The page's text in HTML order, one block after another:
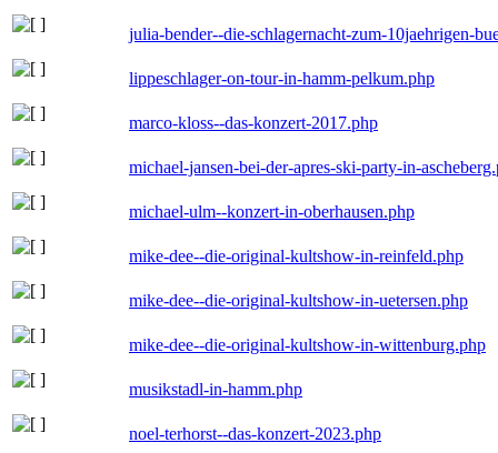
julia-bender--die-schlagernacht-zum-10jaehrigen-
lippeschlager-on-tour-in-hamm-pelkum.php
marco-kloss--das-konzert-2017.php
michael-jansen-bei-der-apres-ski-party-in-
michael-ulm--konzert-in-oberhausen.php
mike-dee--die-original-kultshow-in-reinfeld.php
mike-dee--die-original-kultshow-in-uetersen.php
mike-dee--die-original-kultshow-in-wittenburg.php
musikstadl-in-hamm.php
noel-terhorst--das-konzert-2023.php